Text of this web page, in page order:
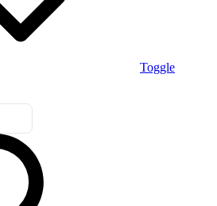
Toggle